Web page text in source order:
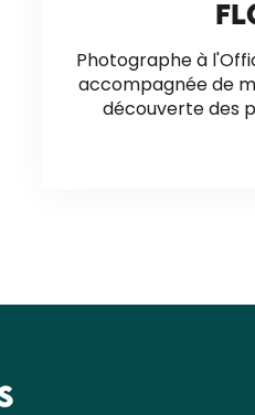
Photographe à
accompagnée de
découverte des